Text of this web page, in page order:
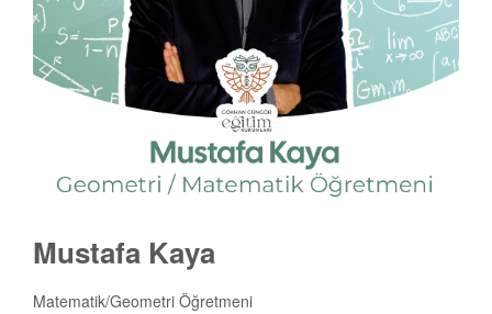
Mustafa Kaya
Matematik/Geometri Öğretmeni